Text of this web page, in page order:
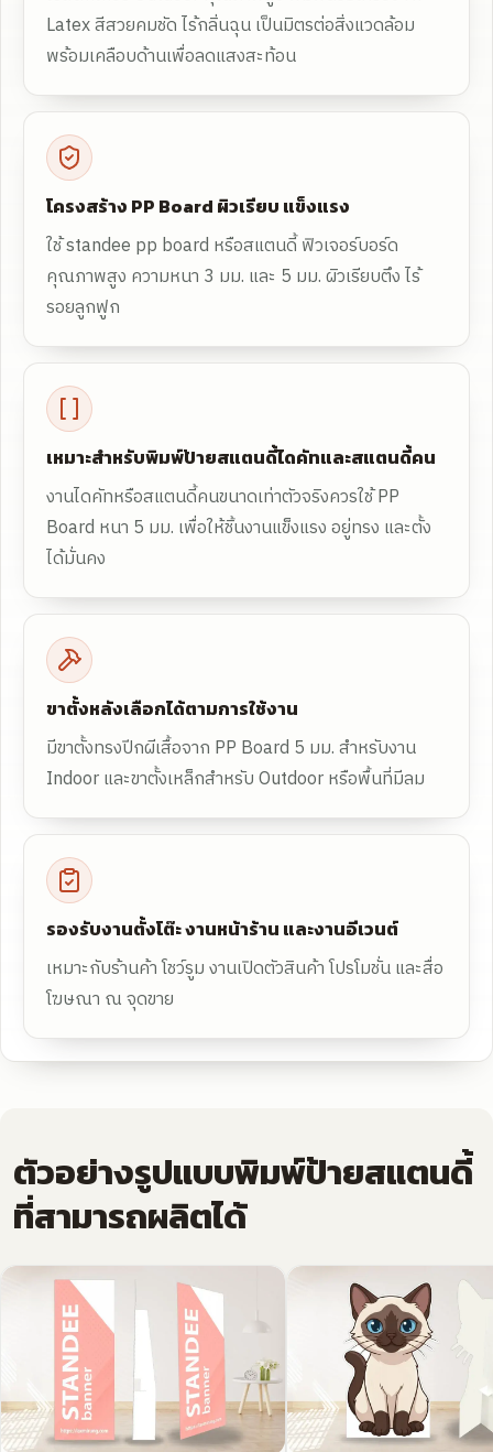
Latex สีสวยคมชัด ไร้กลิ่นฉุน เป็นมิตรต่อสิ่งแวดล้อม
พร้อมเคลือบด้านเพื่อลดแสงสะท้อน
โครงสร้าง PP Board ผิวเรียบ แข็งแรง
ใช้ standee pp board หรือสแตนดี้ ฟิวเจอร์บอร์ด
คุณภาพสูง ความหนา 3 มม. และ 5 มม. ผิวเรียบตึง ไร้
รอยลูกฟูก
เหมาะสำหรับพิมพ์ป้ายสแตนดี้ไดคัทและสแตนดี้คน
งานไดคัทหรือสแตนดี้คนขนาดเท่าตัวจริงควรใช้ PP
Board หนา 5 มม. เพื่อให้ชิ้นงานแข็งแรง อยู่ทรง และตั้ง
ได้มั่นคง
ขาตั้งหลังเลือกได้ตามการใช้งาน
มีขาตั้งทรงปีกผีเสื้อจาก PP Board 5 มม. สำหรับงาน
Indoor และขาตั้งเหล็กสำหรับ Outdoor หรือพื้นที่มีลม
รองรับงานตั้งโต๊ะ งานหน้าร้าน และงานอีเวนต์
เหมาะกับร้านค้า โชว์รูม งานเปิดตัวสินค้า โปรโมชั่น และสื่อ
โฆษณา ณ จุดขาย
ตัวอย่างรูปแบบพิมพ์ป้ายสแตนดี้
ที่สามารถผลิตได้